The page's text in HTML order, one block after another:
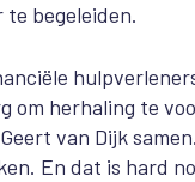
begeleiden.
om herhaling te
van Dijk
En dat is hard